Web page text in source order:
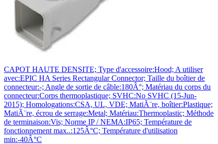
CAPOT HAUTE DENSITE; Type d'accessoire:Hood; A utiliser
avec:EPIC HA Series Rectangular Connector; Taille du boîtier de
connecteur:-; Angle de sortie de câble:180Â°; Matériau du corps du
connecteur:Corps thermoplastique; SVHC:No SVHC (15-Jun-
2015); Homologations:CSA, UL, VDE; MatiÃ¨re, boîtier:Plastique;
MatiÃ¨re, écrou de serrage:Metal; Matériau:Thermoplastic; Méthode
de terminaison:Vis; Norme IP / NEMA:IP65; Température de
fonctionnement max..:125Â°C; Température d'utilisation
min:-40Â°C